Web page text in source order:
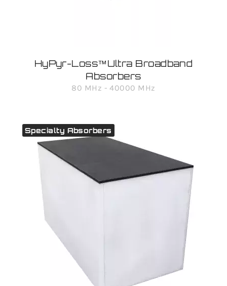
HyPyr-Loss™Ultra Broadband
Absorbers
80 MHz - 40000 MHz
Specialty Absorbers